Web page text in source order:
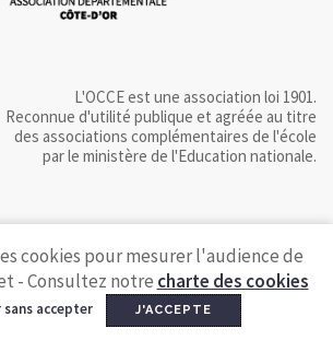
L'OCCE est une association loi 1901.
Reconnue d'utilité publique et agréée au titre
des associations complémentaires de l'école
par le ministère de l'Education nationale.
cookies pour mesurer l'audience de
- Consultez notre charte des cookies
accepter J'ACCEPTE